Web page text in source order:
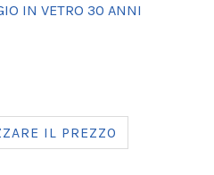
IN VETRO 30 ANNI
IL PREZZO